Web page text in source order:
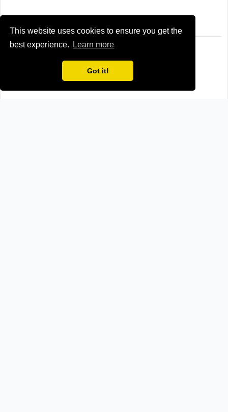
This website uses cookies to ensure you get the
best experience.
Learn more
Got it!
Newspapers from neighboring countries:
LV (Latvia) PL (Poland)